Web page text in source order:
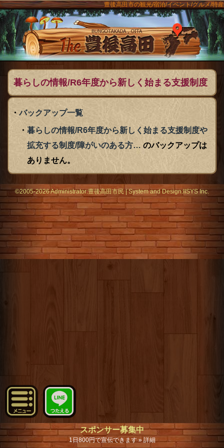
豊後高田市の観光/宿泊/イベント/グルメ/特産
The豊後
暮らしの情報/R6年度から新しく始まる支援制度
や拡充する制度/障がいのある方… のバックアッ
プ一覧
バックアップ一覧
暮らしの情報/R6年度から新しく始まる支援制度や
拡充する制度/障がいのある方… のバックアップは
ありません。
メニュー
©2005-2026 Administrator:豊後高田市民|Systemand Design:IISYS Inc.
スポンサー募集中
1日800円で宣伝できます » 詳細